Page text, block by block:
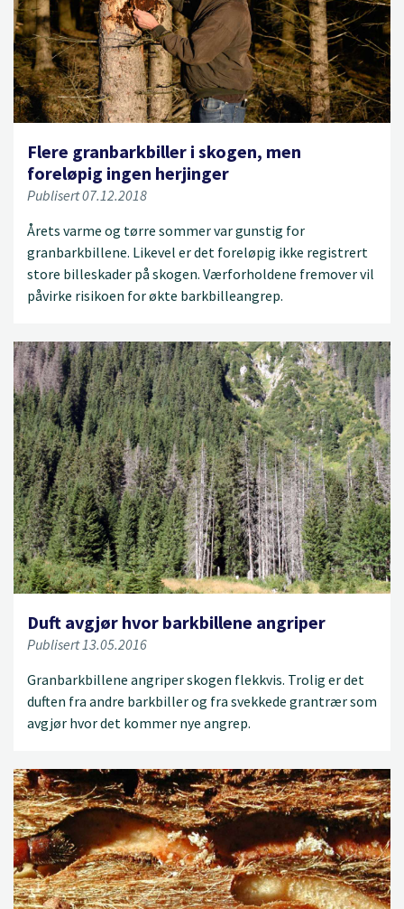
Flere granbarkbiller i skogen, men
foreløpig ingen herjinger
Publisert 07.12.2018
Årets varme og tørre sommer var gunstig for
granbarkbillene. Likevel er det foreløpig ikke registrert
store billeskader på skogen. Værforholdene fremover vil
påvirke risikoen for økte barkbilleangrep.
Duft avgjør hvor barkbillene angriper
Publisert 13.05.2016
Granbarkbillene angriper skogen flekkvis. Trolig er det
duften fra andre barkbiller og fra svekkede grantrær som
avgjør hvor det kommer nye angrep.